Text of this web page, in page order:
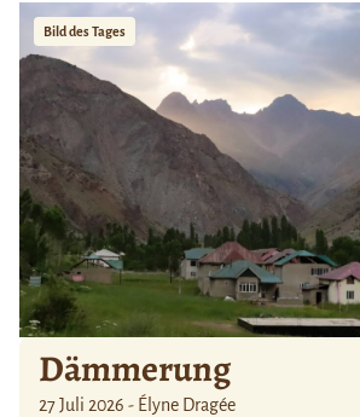
Bild des Tages
Dämmerung
27 Juli 2026 - Élyne Dragée